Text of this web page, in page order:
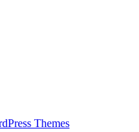
Themes